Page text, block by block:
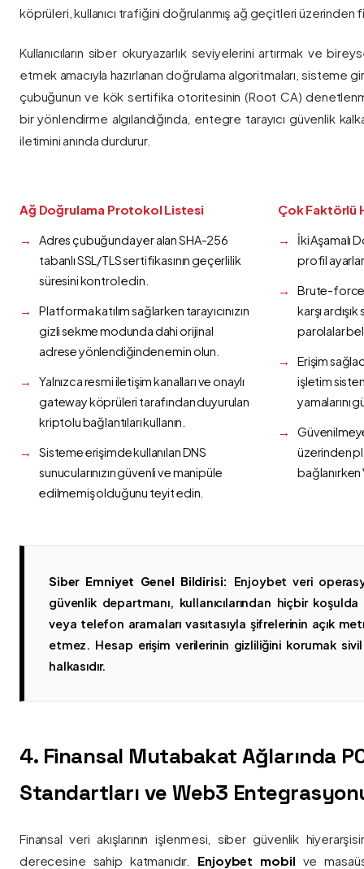
köprüleri, kullanıcı trafiğini doğrulanmış ağ geçitleri üzerinden
Kullanıcıların siber okuryazarlık seviyelerini artırmak ve
etmek amacıyla hazırlanan doğrulama algoritmaları, sisteme
çubuğunun ve kök sertifika otoritesinin (Root CA)
bir yönlendirme algılandığında, entegre tarayıcı güvenlik
iletimini anında durdurur.
Ağ Doğrulama Protokol Listesi
Adres çubuğunda yer alan SHA-256
tabanlı SSL/TLS sertifikasının geçerlilik
süresini kontrol edin.
Platforma katılım sağlarken tarayıcınızın
gizli sekme modunda dahi orijinal
adrese yönlendiğinden emin olun.
Yalnızca resmi iletişim kanalları ve onaylı
gateway köprüleri tarafından duyurulan
kriptolu bağlantıları kullanın.
Sisteme erişimde kullanılan DNS
sunucularınızın güvenli ve manipüle
edilmemiş olduğunu teyit edin.
Çok Faktörlü
İki Aşamalı
profil
Brute-force
karşı
parolalar
Erişim
işletim
yamalarını
üzerinden
bağlanırken
Siber Emniyet Genel Bildirisi:
Enjoybet veri
güvenlik departmanı, kullanıcılarından hiçbir
veya telefon aramaları vasıtasıyla şifrelerinin açık
etmez. Hesap erişim verilerinin gizliliğini korumak
halkasıdır.
4. Finansal Mutabakat Ağlarında
Standartları ve Web3
Finansal veri akışlarının işlenmesi, siber güvenlik
derecesine sahip katmanıdır. Enjoybet mobil ve